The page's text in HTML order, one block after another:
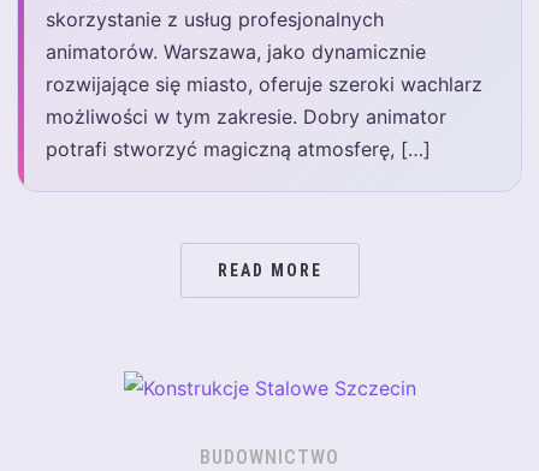
skorzystanie z usług profesjonalnych
animatorów. Warszawa, jako dynamicznie
rozwijające się miasto, oferuje szeroki wachlarz
możliwości w tym zakresie. Dobry animator
potrafi stworzyć magiczną atmosferę, […]
READ MORE
BUDOWNICTWO